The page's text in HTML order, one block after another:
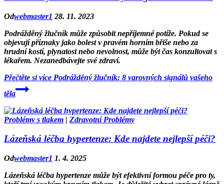
Odwebmaster1 28. 11. 2023
Podrážděný žlučník může způsobit nepříjemné potíže. Pokud se
objevují příznaky jako bolest v pravém horním břiše nebo za
hrudní kostí, plynatost nebo nevolnost, může být čas konzultovat s
lékařem. Nezanedbávejte své zdraví.
Přečtěte si více Podrážděný žlučník: 8 varovných signálů vašeho
těla
Problémy s tlakem | Zdravotní Problémy
Lázeňská léčba hypertenze: Kde najdete nejlepší péči?
Odwebmaster1 1. 4. 2025
Lázeňská léčba hypertenze může být efektivní formou péče pro ty,